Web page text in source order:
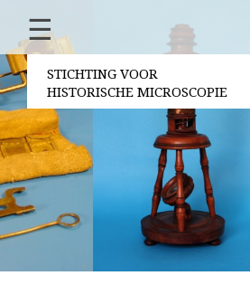
Home
Over ons
Contact
Bestuur
Vrijwilligers
Partners
Jaarverslagen
Microscopen
☰
STICHTING VOOR
HISTORISCHE MICROSCOPIE